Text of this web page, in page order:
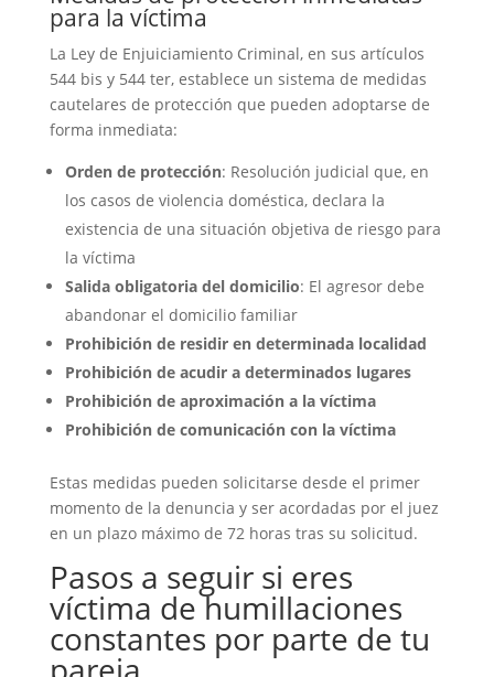
para la víctima
La Ley de Enjuiciamiento Criminal, en sus artículos
544 bis y 544 ter, establece un sistema de medidas
cautelares de protección que pueden adoptarse de
forma inmediata:
Orden de protección: Resolución judicial que, en
los casos de violencia doméstica, declara la
existencia de una situación objetiva de riesgo para
la víctima
Salida obligatoria del domicilio: El agresor debe
abandonar el domicilio familiar
Prohibición de residir en determinada localidad
Prohibición de acudir a determinados lugares
Prohibición de aproximación a la víctima
Prohibición de comunicación con la víctima
Estas medidas pueden solicitarse desde el primer
momento de la denuncia y ser acordadas por el juez
en un plazo máximo de 72 horas tras su solicitud.
Pasos a seguir si eres
víctima de humillaciones
constantes por parte de tu